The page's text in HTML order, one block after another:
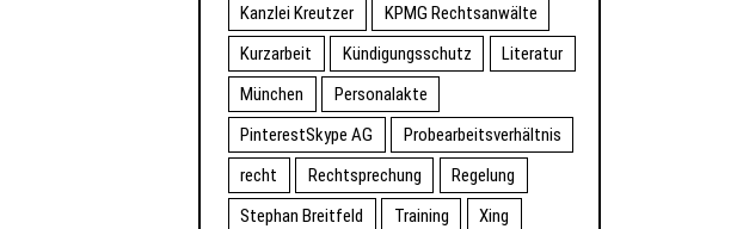
Kanzlei Kreutzer
KPMG Rechtsanwälte
Kurzarbeit
Kündigungsschutz
Literatur
München
Personalakte
PinterestSkype AG
Probearbeitsverhältnis
recht
Rechtsprechung
Regelung
Stephan Breitfeld
Training
Xing